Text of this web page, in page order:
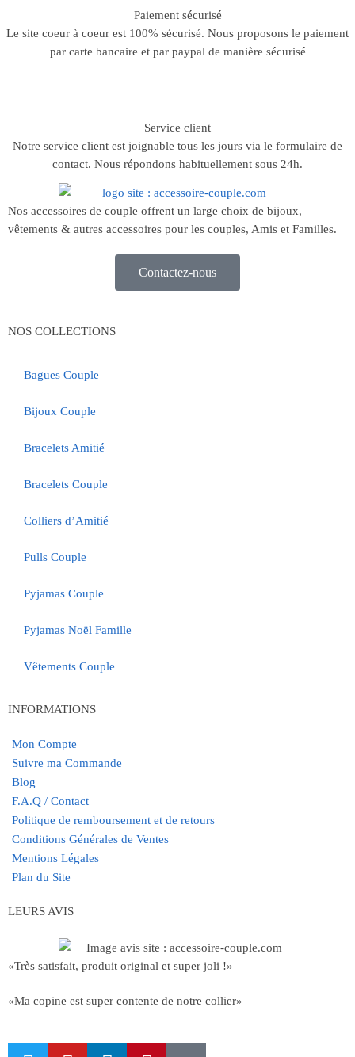
Paiement sécurisé
Le site coeur à coeur est 100% sécurisé. Nous proposons le paiement
par carte bancaire et par paypal de manière sécurisé
Service client
Notre service client est joignable tous les jours via le formulaire de
contact. Nous répondons habituellement sous 24h.
Nos accessoires de couple offrent un large choix de bijoux,
vêtements & autres accessoires pour les couples, Amis et Familles.
Contactez-nous
NOS COLLECTIONS
Bagues Couple
Bijoux Couple
Bracelets Amitié
Bracelets Couple
Colliers d’Amitié
Pulls Couple
Pyjamas Couple
Pyjamas Noël Famille
Vêtements Couple
INFORMATIONS
Mon Compte
Suivre ma Commande
Blog
F.A.Q / Contact
Politique de remboursement et de retours
Conditions Générales de Ventes
Mentions Légales
Plan du Site
LEURS AVIS
«Très satisfait, produit original et super joli !»
«Ma copine est super contente de notre collier»